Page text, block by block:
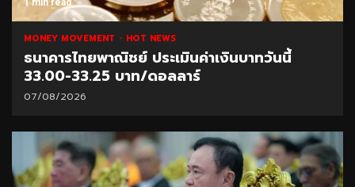
1 min read
MONEY MOVEMENT HOT NEWS
ธนาคารไทยพาณิชย์ ประเมินค่าเงินบาทวันนี้
33.00-33.25 บาท/ดอลลาร์
07/08/2026